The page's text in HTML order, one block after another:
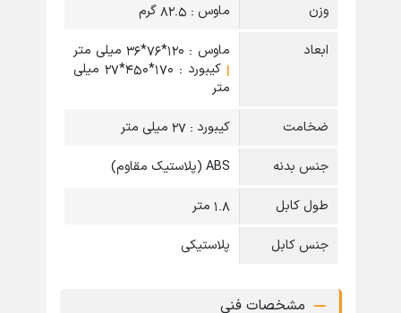
وزن ماوس : 82.5 گرم
ابعاد
ماوس : 120*76*36 میلی متر
|
کیبورد : 170*450*27 میلی
متر
ضخامت کیبورد : 27 میلی متر
جنس بدنه ABS (پلاستیک مقاوم)
طول کابل 1.8 متر
جنس کابل پلاستیکی
مشخصات فنی